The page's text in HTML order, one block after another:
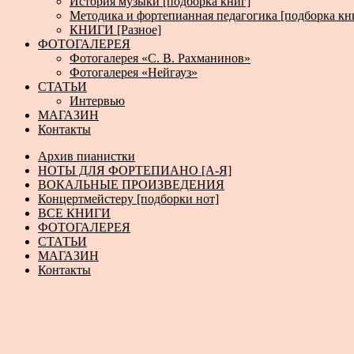
Методика и фортепианная педагогика [подборка
КНИГИ [Разное]
ФОТОГАЛЕРЕЯ
Фотогалерея «С. В. Рахманинов»
Фотогалерея «Нейгауз»
СТАТЬИ
Интервью
МАГАЗИН
Контакты
Архив пианистки
НОТЫ ДЛЯ ФОРТЕПИАНО [А-Я]
ВОКАЛЬНЫЕ ПРОИЗВЕДЕНИЯ
Концертмейстеру [подборки нот]
ВСЕ КНИГИ
ФОТОГАЛЕРЕЯ
СТАТЬИ
МАГАЗИН
Контакты